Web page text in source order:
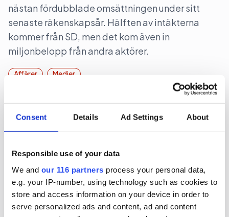
Consent Details Ad Settings About
Responsible use of your data
We and our 116 partners process your personal data,
e.g. your IP-number, using technology such as cookies to
store and access information on your device in order to
serve personalized ads and content, ad and content
nästan fördubblade omsättningen under sitt
senaste räkenskapsår. Hälften av intäkterna
kommer från SD, men det kom även in
miljonbelopp från andra aktörer.
Affärer Medier
2026-07-08, 07:36
Reklamprofil ska lyfta fotograferna
från reklambranschen som ny
verksamhetsledare.
Arbetarrörelser